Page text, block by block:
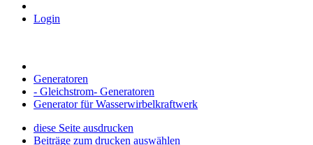
Login
Generatoren
- Gleichstrom- Generatoren
Generator für Wasserwirbelkraftwerk
diese Seite ausdrucken
Beiträge zum drucken auswählen